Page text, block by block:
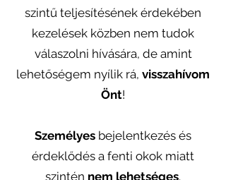
szintű teljesítésének érdekében
kezelések közben nem tudok
válaszolni hívására, de amint
lehetőségem nyílik rá, visszahívom
Önt!
Személyes bejelentkezés és
érdeklődés a fenti okok miatt
szintén nem lehetséges.